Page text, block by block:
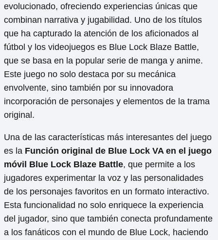
evolucionado, ofreciendo experiencias únicas que
combinan narrativa y jugabilidad. Uno de los títulos
que ha capturado la atención de los aficionados al
fútbol y los videojuegos es Blue Lock Blaze Battle,
que se basa en la popular serie de manga y anime.
Este juego no solo destaca por su mecánica
envolvente, sino también por su innovadora
incorporación de personajes y elementos de la trama
original.
Una de las características más interesantes del juego
es la Función original de Blue Lock VA en el juego
móvil Blue Lock Blaze Battle, que permite a los
jugadores experimentar la voz y las personalidades
de los personajes favoritos en un formato interactivo.
Esta funcionalidad no solo enriquece la experiencia
del jugador, sino que también conecta profundamente
a los fanáticos con el mundo de Blue Lock, haciendo